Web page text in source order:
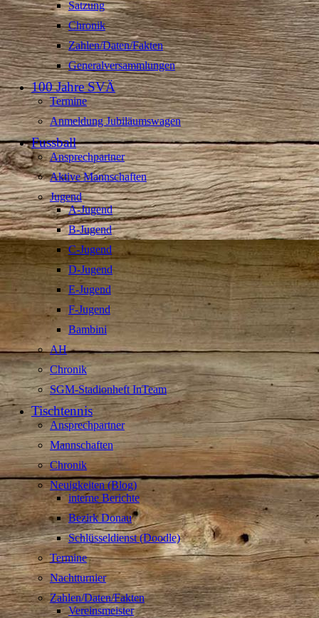
Satzung
Chronik
Zahlen/Daten/Fakten
Generalversammlungen
100 Jahre SVÄ
Termine
Anmeldung Jubiläumswagen
Fussball
Ansprechpartner
Aktive Mannschaften
Jugend
A-Jugend
B-Jugend
C-Jugend
D-Jugend
E-Jugend
F-Jugend
Bambini
AH
Chronik
SGM-Stadionheft InTeam
Tischtennis
Ansprechpartner
Mannschaften
Chronik
Neuigkeiten (Blog)
interne Berichte
Bezirk Donau
Schlüsseldienst (Doodle)
Termine
Nachtturnier
Zahlen/Daten/Fakten
Vereinsmeister